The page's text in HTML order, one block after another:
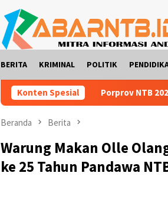
BERITA KRIMINAL POLITIK
Konten Spesial
Porprov NTB 2026 Jadi Ajang
Beranda Berita
Warung Makan Olle
ke 25 Tahun Pandawa